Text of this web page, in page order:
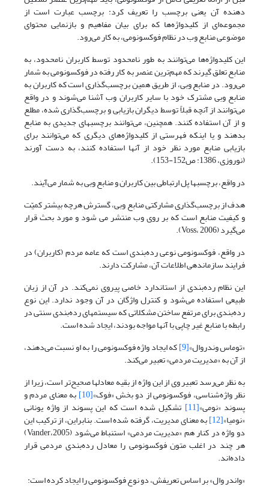
دهنده آن یعنی برچسب را تعریف کرد: برچسب عبارت است از
مجموعه‌ای از کلیدواژه‌ها که برای بیان مفاهیم و بازنمایی محتوای
موضوعی منابع وب در نظام فوکسونومی، به کار می‌رود.
این کلیدواژه‌ها می‌توانند به طور نامحدود توسط کاربران نامحدود، به
منابع تعلق گیرند که مهم‌ترین عنصر به کار رفته در فوکسونومی به شمار
می‌رود. در منابع وبی، از طریق همین برچسب‌گذاری است که کاربران به
منابع وبی مشترک خود با سایر کاربران وب آشنا می‌شوند و در واقع
می‌توانند از آنچه قبلاً توسط دیگران بازیابی و برچسب‌گذاری شده، مطلع
و از آن استفاده کنند. همچنین، می‌توانند برچسبهای جدیدی به منابع
بدهند و یا اینکه فهرستی از کلیدواژه‌های دیگری که می‌توانند برای
بازیابی منابع مورد نظر خود از آنها استفاده کنند، به دست آورند
(نوروزی، 1386: ص152-153).
در واقع، برچسبها پل ارتباطی بین کاربران و منابع وبی به شمار می‌آیند.
هدف از برچسب‌گذاری مشارکتی منابع وبی، گسترش هرچه بیشتر کمیّت
و کیفیت منابع است که بر روی وب منتشر می شود و مورد بحث قرار
می‌گیرد (Voss، 2006).
در واقع، فوکسونومی نوعی رده‌بندی است که عامه مردم (کاربران) در
فرایند سازماندهی اطلاعات آن، مشارکت دارند.
این نظام رده‌بندی از استاندارد خاصی پیروی نمی‌کند. در آن از زبان
طبیعی استفاده می‌شود و کنترل واژگان در آن وجود ندارد. این نوع
رده‌بندی برای مرتفع ساختن مشکلاتی که سیستمهای رده‌بندی سنتی در
رابطه با منابع غیر چاپی با آنها مواجه بودند، ایجاد شده است.
«توماس وندروال»[9] که ایجاد واژه فوکسونومی را به او نسبت می‌دهند،
از آن به «مدیریت مردمی» تعبیر می‌کند.
به نظر می‌رسد تعبیر وی از این واژه از بقیه معادلها صحیح‌تر است، زیرا از
نظر واژه‌شناسی، فوکسونومی از دو بخش «فوک»[10] به معنای مردم و
پسوند «نومی»[11] تشکیل شده است که این پسوند از واژه یونانی
«نومیا»[12] به معنای مدیریت، گرفته شده است. بنابراین، از ترکیب این
دو واژه در کنار هم «مدیریت مردمی» استنباط می‌شود (Vander،2005)
هر چند در اغلب متون فوکسونومی را معادل رده‌بندی مردمی قرار
داده‌اند.
«واندر وال» بر اساس تعریفش، دو نوع فوکسونومی را ایجاد کرده است: